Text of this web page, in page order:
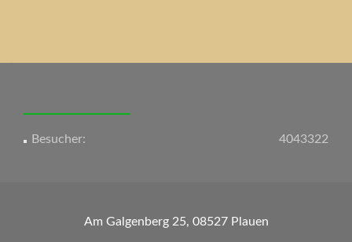
Navigation
4043322
Besucher:
Am Galgenberg 25, 08527 Plauen